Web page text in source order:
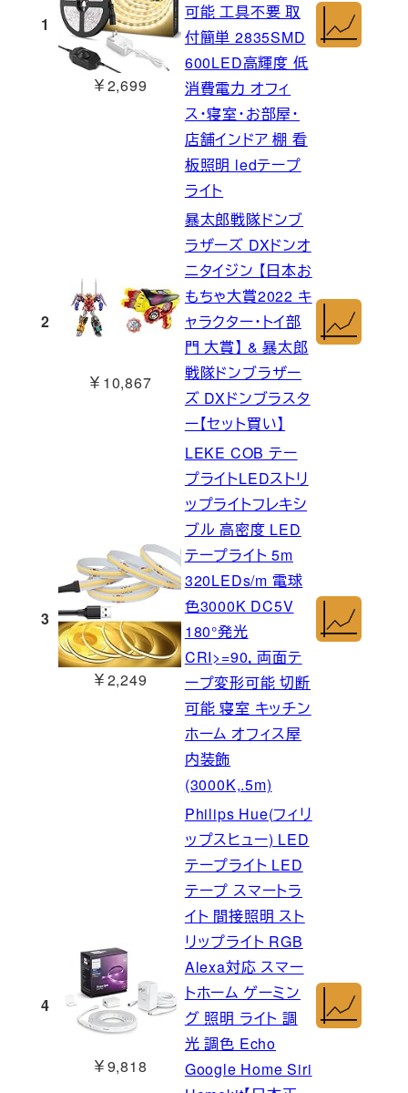
1
￥2,699
可能 工具不要 取
付簡単 2835SMD
600LED高輝度 低
消費電力 オフィ
ス・寝室・お部屋・
店舗インドア 棚 看
板照明 ledテープ
ライト
2
￥10,867
暴太郎戦隊ドンブ
ラザーズ DXドンオ
ニタイジン 【日本お
もちゃ大賞2022 キ
ャラクター・トイ部
門 大賞】 & 暴太郎
戦隊ドンブラザー
ズ DXドンブラスタ
ー【セット買い】
3
￥2,249
LEKE COB テー
プライトLEDストリ
ップライトフレキシ
ブル 高密度 LED
テープライト 5m
320LEDs/m 電球
色3000K DC5V
180°発光
CRI>=90，両面テ
ープ変形可能 切断
可能 寝室 キッチン
ホーム オフィス屋
内装飾
(3000K,.5m)
4
￥9,818
Philips Hue(フィリ
ップスヒュー) LED
テープライト LED
テープ スマートラ
イト 間接照明 スト
リップライト RGB
Alexa対応 スマー
トホーム ゲーミン
グ 照明 ライト 調
光 調色 Echo
Google Home Siri